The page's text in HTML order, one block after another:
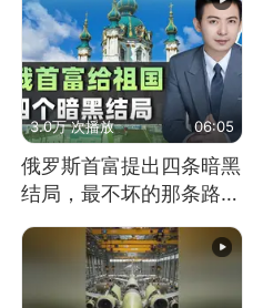
3.0万 次播放 06:05
俄罗斯首富提出四条暗黑
结局，最不坏的那条路是